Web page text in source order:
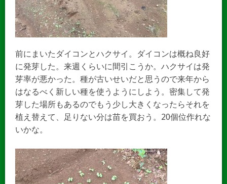
前にまいたダイコンとハクサイ。ダイコンは概ね良好
に発芽した。来週くらいに間引こうか。ハクサイは発
芽率が悪かった。種が古いせいだと思うので来年から
はなるべく新しい種を使うようにしよう。密集して発
芽した場所もあるのでもう少し大きくなったらそれを
植え替えて、足りない分は苗を買おう。20個位作れな
いかな。